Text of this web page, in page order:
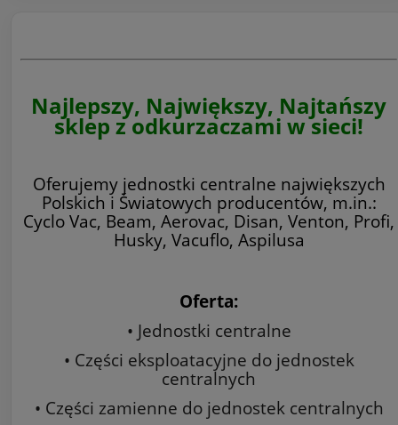
Najlepszy, Największy, Najtańszy
sklep z odkurzaczami w sieci!
Oferujemy jednostki centralne największych
Polskich i Światowych producentów, m.in.:
Cyclo Vac, Beam, Aerovac, Disan, Venton, Profi,
Husky, Vacuflo, Aspilusa
Oferta:
• Jednostki centralne
• Części eksploatacyjne do jednostek
centralnych
• Części zamienne do jednostek centralnych